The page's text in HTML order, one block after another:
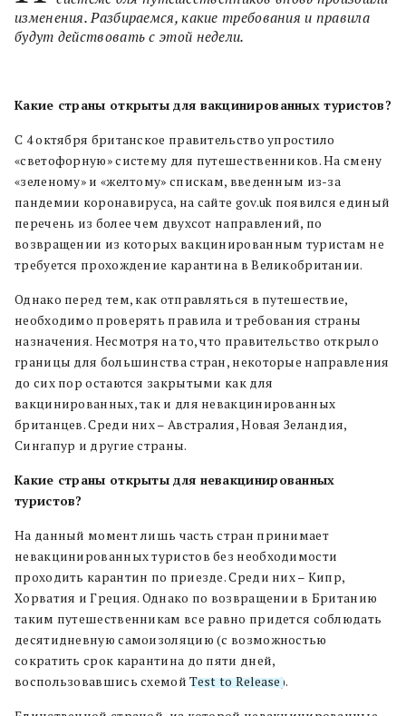
изменения. Разбираемся, какие требования и правила
будут действовать с этой недели.
Какие страны открыты для вакцинированных туристов?
С 4 октября британское правительство упростило
«светофорную» систему для путешественников. На смену
«зеленому» и «желтому» спискам, введенным из-за
пандемии коронавируса, на сайте gov.uk появился единый
перечень из более чем двухсот направлений, по
возвращении из которых вакцинированным туристам не
требуется прохождение карантина в Великобритании.
Однако перед тем, как отправляться в путешествие,
необходимо проверять правила и требования страны
назначения. Несмотря на то, что правительство открыло
границы для большинства стран, некоторые направления
до сих пор остаются закрытыми как для
вакцинированных, так и для невакцинированных
британцев. Среди них – Австралия, Новая Зеландия,
Сингапур и другие страны.
Какие страны открыты для невакцинированных
туристов?
На данный момент лишь часть стран принимает
невакцинированных туристов без необходимости
проходить карантин по приезде. Среди них – Кипр,
Хорватия и Греция. Однако по возвращении в Британию
таким путешественникам все равно придется соблюдать
десятидневную самоизоляцию (с возможностью
сократить срок карантина до пяти дней,
воспользовавшись схемойTest to Release).